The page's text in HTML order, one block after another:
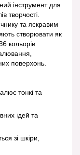
інструмент для
творчості.
та яскравим
створювати як
кольорів
поверхонь.
тонкі та
ідей та
зі шкіри,